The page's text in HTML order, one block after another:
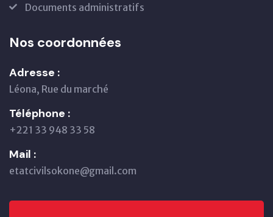
Documents administratifs
Nos coordonnées
Adresse :
Léona, Rue du marché
Téléphone :
+221 33 948 33 58
Mail :
etatcivilsokone@gmail.com